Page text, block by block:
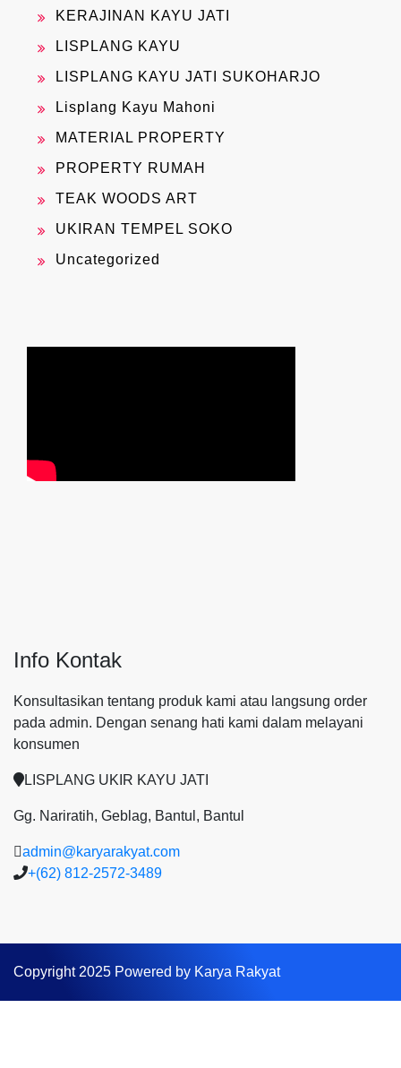
KERAJINAN KAYU JATI
LISPLANG KAYU
LISPLANG KAYU JATI SUKOHARJO
Lisplang Kayu Mahoni
MATERIAL PROPERTY
PROPERTY RUMAH
TEAK WOODS ART
UKIRAN TEMPEL SOKO
Uncategorized
Info Kontak
Konsultasikan tentang produk kami atau langsung order
pada admin. Dengan senang hati kami dalam melayani
konsumen
LISPLANG UKIR KAYU JATI
Gg. Nariratih, Geblag, Bantul, Bantul
admin@karyarakyat.com
+(62) 812-2572-3489
Copyright 2025 Powered by Karya Rakyat